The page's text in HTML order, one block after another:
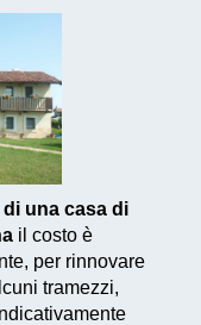
una casa di
il costo è
per rinnovare
tramezzi,